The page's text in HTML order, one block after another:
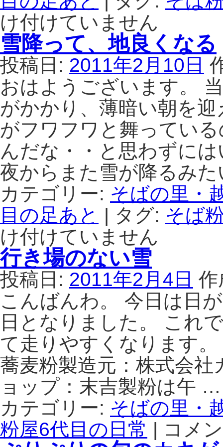
け付けていません
雪降って、地良くなる
投稿日: 2011年2月10日
おはようございます。
がかかり、薄暗い朝を
がフワフワと舞ってい
んだな・・と思わずに
夜からまた雪が降るみ
カテゴリー: そばの里・
目の足あと | タグ: そば
け付けていません
行き場のない雪
投稿日: 2011年2月4日 作
こんばんわ。 今日は日
日となりました。 これ
て走りやすくなります
蕎麦粉製造元：株式会
ョップ：末吉製粉は午
カテゴリー: そばの里・
粉屋6代目の日常 |
行
き
コメ